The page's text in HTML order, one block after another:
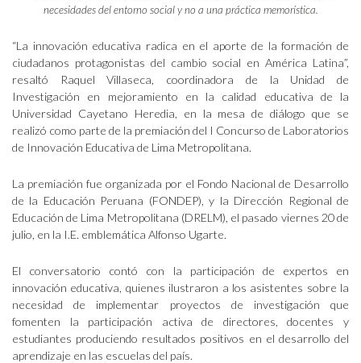
necesidades del entorno social y no a una práctica memorística.
“La innovación educativa radica en el aporte de la formación de
ciudadanos protagonistas del cambio social en América Latina”,
resaltó Raquel Villaseca, coordinadora de la Unidad de
Investigación en mejoramiento en la calidad educativa de la
Universidad Cayetano Heredia, en la mesa de diálogo que se
realizó como parte de la premiación del I Concurso de Laboratorios
de Innovación Educativa de Lima Metropolitana.
La premiación fue organizada por el Fondo Nacional de Desarrollo
de la Educación Peruana (FONDEP), y la Dirección Regional de
Educación de Lima Metropolitana (DRELM), el pasado viernes 20 de
julio, en la I.E. emblemática Alfonso Ugarte.
El conversatorio contó con la participación de expertos en
innovación educativa, quienes ilustraron a los asistentes sobre la
necesidad de implementar proyectos de investigación que
fomenten la participación activa de directores, docentes y
estudiantes produciendo resultados positivos en el desarrollo del
aprendizaje en las escuelas del país.